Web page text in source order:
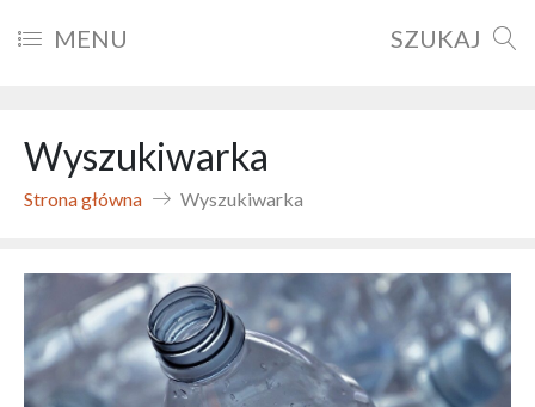
MENU SZUKAJ
Wyszukiwarka
Strona główna Wyszukiwarka